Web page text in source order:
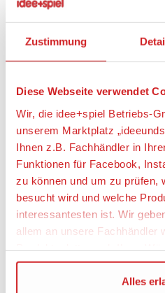
Zustimmung
Diese Webseite verwendet
Wir, die idee+spiel Betriebs-
unserem Marktplatz
Ihnen z.B. Fachhändler in
Funktionen für Facebook,
zu können und um zu prüfen,
besucht wird und welche
interessantesten ist. Wir
allem an unsere Fachhändler
Wir verwenden den Google
Alles
SIKU 1689
1 Angebot verfügbar
Kostenlose Abholung möglich
Zu den Angeboten
Auf den Wunschzettel
Neu